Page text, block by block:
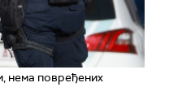
нема повређених